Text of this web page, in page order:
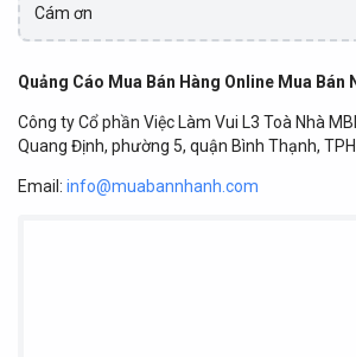
Cám ơn
Quảng Cáo Mua Bán Hàng Online Mua Bán
Công ty Cổ phần Việc Làm Vui L3 Toà Nhà
Quang Định, phường 5, quận Bình Thạnh,
Email: info@muabannhanh.com